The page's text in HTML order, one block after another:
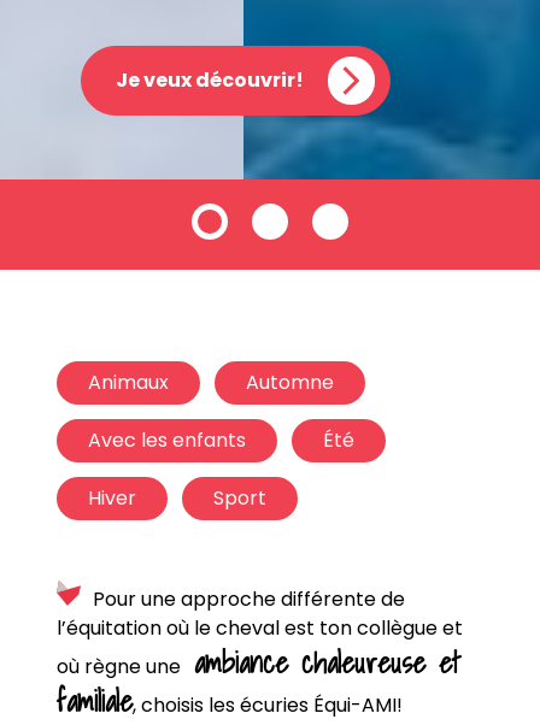
Je veux découvrir!
Animaux Automne
Avec les enfants Été
Hiver Sport
Pour une approche différente de
l’équitation où le cheval est ton collègue et
où règne uneambiance chaleureuse et
familiale, choisis les écuries Équi-AMI!